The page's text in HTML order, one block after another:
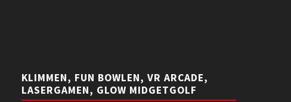
KLIMMEN, FUN BOWLEN, VR ARCADE,
LASERGAMEN, GLOW MIDGETGOLF